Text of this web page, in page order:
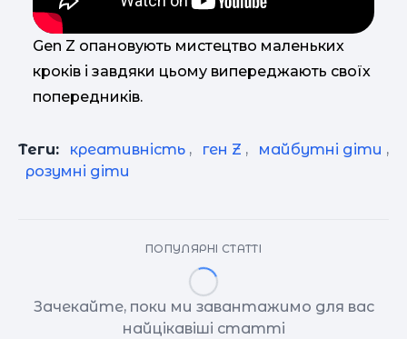
Gen Z опановують мистецтво маленьких
кроків і завдяки цьому випереджають своїх
попередників.
Теги: креативність , ген Z , майбутні діти ,
розумні діти
ПОПУЛЯРНІ СТАТТІ
Зачекайте, поки ми завантажимо для вас
найцікавіші статті